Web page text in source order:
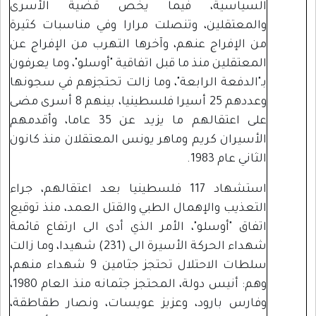
السياسية، فيما يخص قضية الأسرى
والمعتقلين، وتنصلت مرارا وفي مناسبات كثيرة
من الإفراج عنهم، وآخرها التهرب من الإفراج عن
المعتقلين منذ ما قبل اتفاقية "أوسلو"، وما يعرفون
بـ"الدفعة الرابعة"، وما زالت تحتجزهم في سجونها
وعددهم 25 أسيرا فلسطينيا، بينهم 8 أسرى مضى
على اعتقالهم ما يزيد عن 35 عاما، وأقدمهم
الأسيران كريم وماهر يونس المعتقلان منذ كانون
الثاني عام 1983.
استشهاد 117 فلسطينيا بعد اعتقالهم، جراء
التعذيب والإهمال الطبي والقتل العمد، منذ توقيع
اتفاق "أوسلو"، الأمر الذي أدى الى ارتفاع قائمة
شهداء الحركة الأسيرة الى (231) شهيدا، وما زالت
سلطات الاحتلال تحتجز جثامين 9 شهداء منهم،
وهم: أنيس دولة، المحتجز جثمانه منذ العام 1980،
وفارس بارود، وعزيز عويسات، ونصار طقاطقة،